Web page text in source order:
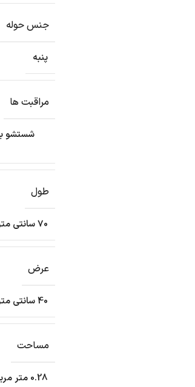
جنس حوله
پنبه
مراقبت ها
طول
70 سانتی متر
عرض
40 سانتی متر
مساحت
0.28 متر مربع